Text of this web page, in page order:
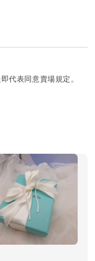
代表同意賣場規定。